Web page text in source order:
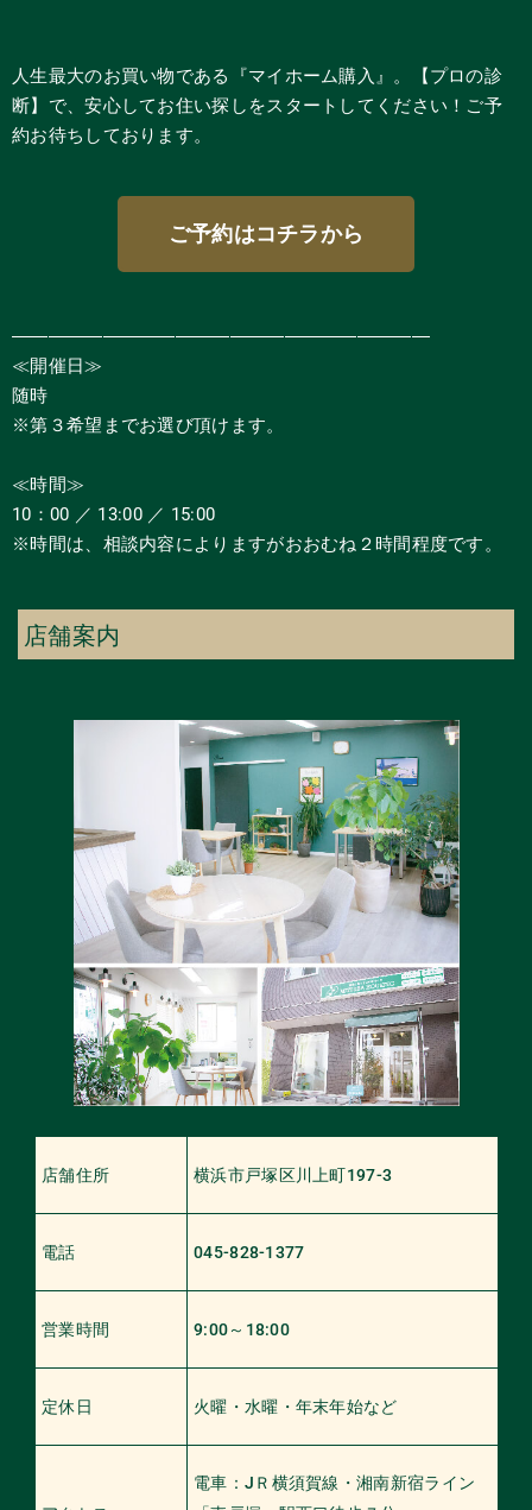
人生最大のお買い物である『マイホーム購入』。【プロの診
断】で、安心してお住い探しをスタートしてください！ご予
約お待ちしております。
ご予約はコチラから
―――――――――――――――――――――――
≪開催日≫
随時
※第３希望までお選び頂けます。
≪時間≫
10：00 ／ 13:00 ／ 15:00
※時間は、相談内容によりますがおおむね２時間程度です。
店舗案内
店舗住所 横浜市戸塚区川上町197-3
電話 045-828-1377
営業時間 9:00～18:00
定休日 火曜・水曜・年末年始など
電車：JＲ横須賀線・湘南新宿ライン